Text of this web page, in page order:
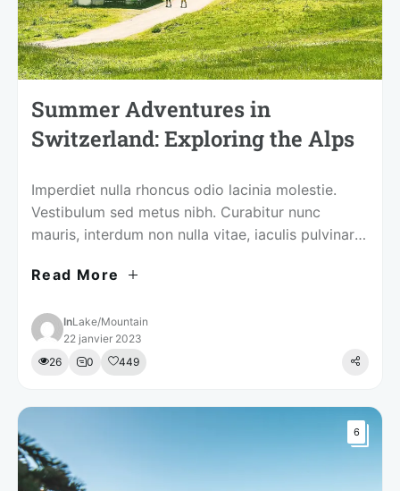
Summer Adventures in
Switzerland: Exploring the Alps
Imperdiet nulla rhoncus odio lacinia molestie.
Vestibulum sed metus nibh. Curabitur nunc
mauris, interdum non nulla vitae, iaculis pulvinar
Read More
InLake/Mountain
22 janvier 2023
26
0 449
6